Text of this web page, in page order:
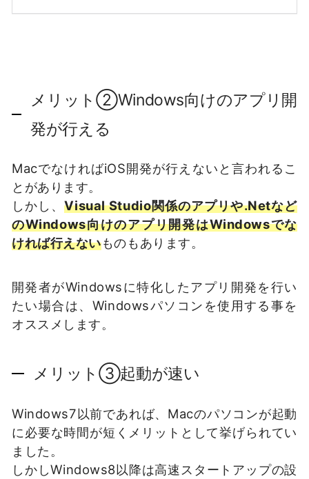
メリット②Windows向けのアプリ開
発が行える
MacでなければiOS開発が行えないと言われるこ
とがあります。
しかし、Visual Studio関係のアプリや.Netなど
のWindows向けのアプリ開発はWindowsでな
ければ行えないものもあります。
開発者がWindowsに特化したアプリ開発を行い
たい場合は、Windowsパソコンを使用する事を
オススメします。
メリット③起動が速い
Windows7以前であれば、Macのパソコンが起動
に必要な時間が短くメリットとして挙げられてい
ました。
しかしWindows8以降は高速スタートアップの設